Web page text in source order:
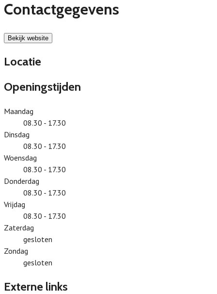
Contactgegevens
Bekijk website
Locatie
Openingstijden
Maandag
08.30 - 17.30
Dinsdag
08.30 - 17.30
Woensdag
08.30 - 17.30
Donderdag
08.30 - 17.30
Vrijdag
08.30 - 17.30
Zaterdag
gesloten
Zondag
gesloten
Externe links